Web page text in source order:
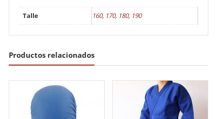
Talle 160, 170, 180, 190
Productos relacionados